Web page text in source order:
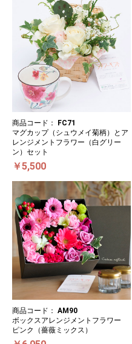
商品コード：
FC71
マグカップ（シュウメイ菊柄）とア
レンジメントフラワー（白グリー
ン）セット
￥5,500
商品コード： AM90
ボックスアレンジメントフラワー
ピンク（薔薇ミックス）